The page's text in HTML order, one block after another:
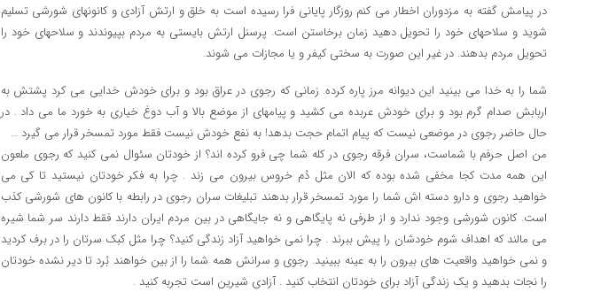
در پیامش گفته به مزدوران اخطار می کنم روزگار پایانی فرا رسیده است به خلق و ارتش آزادی و کانونهای شورشی تسلیم
شوید و سلاحهای خود را تحویل دهید زمان برخاستن است. پرسنل ارتش بایستی به مردم بپیوندند و سلاحهای خود را
تحویل مردم بدهند. در غیر این صورت به سختی کیفر و یا مجازات می شوند.
شما را به خدا می بینید این دیوانه مرز پاره کرده. زمانی که رجوی در عراق بود و برای خودش خدایی می کرد پشتش به
اربابش صدام گرم بود و برای خودش عربده می کشید و پیامهای از موضع بالا و آب دوغ خیاری به خورد ما می داد . در
حال حاضر رجوی در موضعی نیست که پیام اتمام حجت بدهد! به نفع خودش نیست فقط مورد تمسخر قرار می گیرد …
من اصل حرفم با شماست، سران فرقه رجوی در کله شما چی فرو کرده اند؟ از خودتان سئوال نمی کنید که رجوی ملعون
این همه مدت کجا مخفی شده بوده که الان مثل دُم خروس بیرون می زند . چرا به فکر خودتان نیستید تا کی می
خواهید رجوی و دارو دسته اش شما را مورد تمسخر قرار بدهند تبلیغات سران رجوی در رابطه با کانون های شورشی کذب
است. کانون شورشی وجود ندارد و از طرفی نه پایگاهی و نه جایگاهی در بین مردم ایران دارند فقط دارند سر شما شیره
می مالند که اهداف شوم خودشان را پیش ببرند . چرا نمی خواهید آزاد زندگی کنید؟ چرا مثل کبک سرتان را در برف کردید
و نمی خواهید واقعیت های بیرون را به عینه ببینید. رجوی و سرانش همه شما را از بین خواهند بُرد تا دیر نشده خودتان
را نجات بدهید و یک زندگی آزاد برای خودتان انتخاب کنید . آزادی شیرین است تجربه کنید .